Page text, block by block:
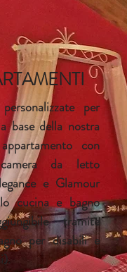
per
base della nostra
con
da letto
e Glamour
cucinae bagno
tramite
per disabili e